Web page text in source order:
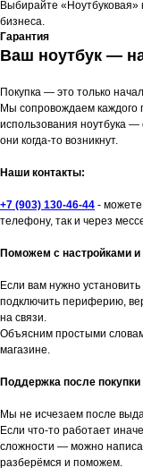
Выбирайте «Ноутбуковая»
бизнеса.
Гарантия
Ваш ноутбук —
Покупка — это только
Мы сопровождаем каждого
использования ноутбука —
они когда-то возникнут.
Наши контакты:
+7 (903) 130-46-44 - можете
телефону, так и через
Поможем с настройками
Если вам нужно
подключить периферию,
на связи.
Объясним простыми
магазине.
Поддержка после покупки
Мы не исчезаем после
Если что-то работает
сложности — можно
разберёмся и поможем.